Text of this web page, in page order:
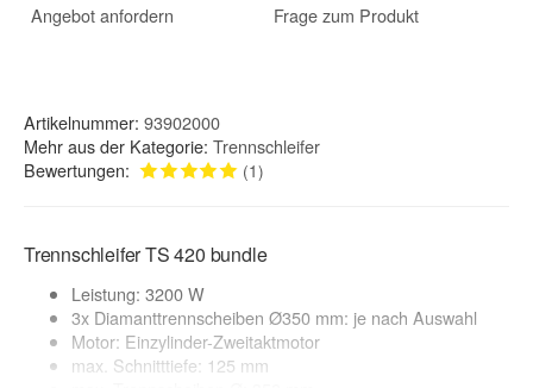
Angebot anfordern Frage zum Produkt
Artikelnummer: 93902000
Mehr aus der Kategorie: Trennschleifer
Bewertungen:
(1)
Trennschleifer TS 420 bundle
Leistung: 3200 W
3x Diamanttrennscheiben Ø350 mm: je nach Auswahl
Motor: Einzylinder-Zweitaktmotor
max. Schnitttiefe: 125 mm